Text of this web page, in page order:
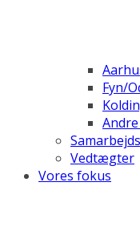
Fyn/
Vedtægter
Vores fokus